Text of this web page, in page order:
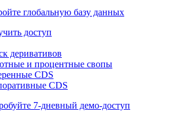
глобальную базу данных
доступ
деривативов
и процентные свопы
CDS
CDS
7-дневный демо-доступ